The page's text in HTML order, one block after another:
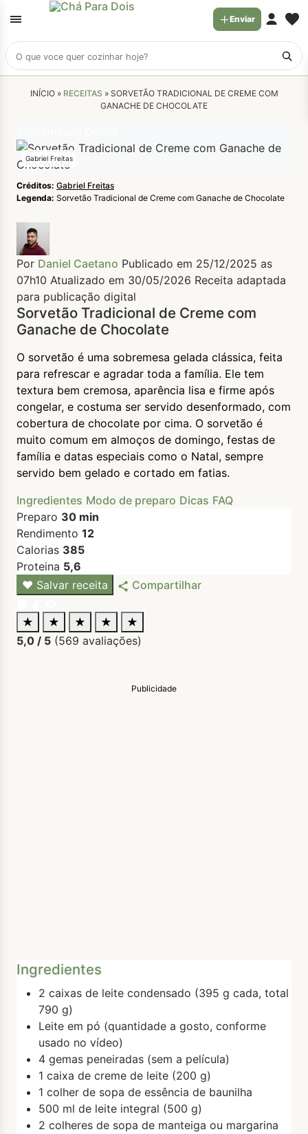
Buscar
receitas
Enviar
INÍCIO » RECEITAS » SORVETÃO TRADICIONAL DE CREME COM
GANACHE DE CHOCOLATE
Gabriel Freitas
Créditos: Gabriel Freitas
Legenda: Sorvetão Tradicional de Creme com Ganache de Chocolate
Por Daniel Caetano Publicado em 25/12/2025 as
07h10 Atualizado em 30/05/2026 Receita adaptada
para publicação digital
Sorvetão Tradicional de Creme com
Ganache de Chocolate
O sorvetão é uma sobremesa gelada clássica, feita
para refrescar e agradar toda a família. Ele tem
textura bem cremosa, aparência lisa e firme após
congelar, e costuma ser servido desenformado, com
cobertura de chocolate por cima. O sorvetão é
muito comum em almoços de domingo, festas de
família e datas especiais como o Natal, sempre
servido bem gelado e cortado em fatias.
Ingredientes Modo de preparo Dicas FAQ
Preparo 30 min
Rendimento 12
Calorias 385
Proteina 5,6
♥ Salvar receita Compartilhar
★ ★ ★ ★
★
5,0 / 5 (569 avaliações)
Publicidade
Ingredientes
2 caixas de leite condensado (395 g cada, total
790 g)
Leite em pó (quantidade a gosto, conforme
usado no vídeo)
4 gemas peneiradas (sem a película)
1 caixa de creme de leite (200 g)
1 colher de sopa de essência de baunilha
500 ml de leite integral (500 g)
2 colheres de sopa de manteiga ou margarina